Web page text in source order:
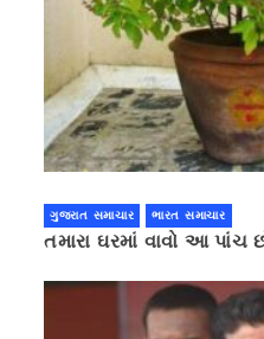
ગુજરાત સમાચાર ભારત સમાચાર
તમારા ઘરમાં વાવો આ પાંચ